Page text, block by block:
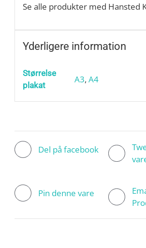
Se alle produkter med Hansted
Yderligere information
Størrelse
plakat
A3, A4
Del på facebook
Pin denne vare